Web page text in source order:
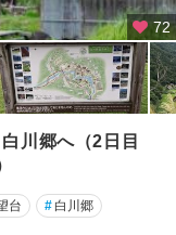
72
白川郷へ（2日目
台 # 白川郷